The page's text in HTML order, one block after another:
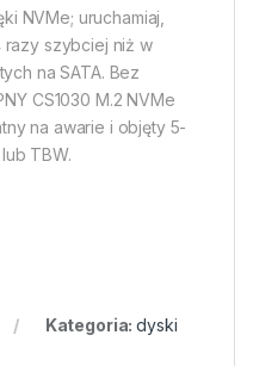
NVMe; uruchamiaj,
razy szybciej niż w
na SATA. Bez
CS1030 M.2 NVMe
na awarie i objęty 5-
TBW.
Kategoria:dyski